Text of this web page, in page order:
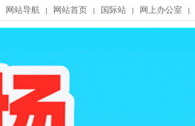
网站导航 | 网站首页 | 国际站 | 网上办公室 |